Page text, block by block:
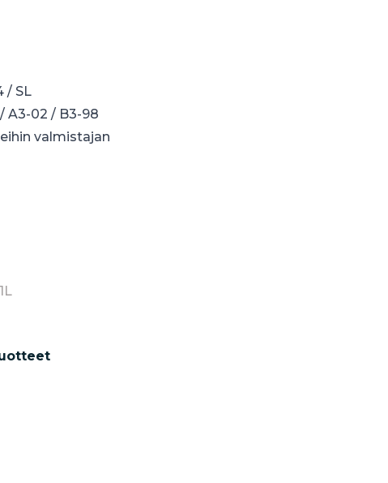
/ SL
A3-02 / B3-98
valmistajan